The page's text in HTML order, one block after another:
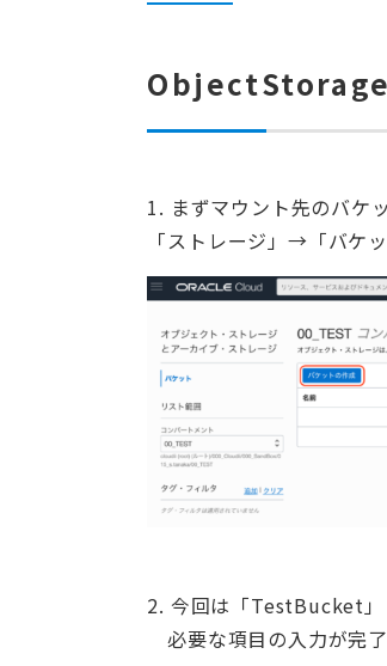
ObjectStorage
1. まずマウント先のバケ
「ストレージ」→「バケ
2. 今回は「TestBucket」
必要な項目の入力が完